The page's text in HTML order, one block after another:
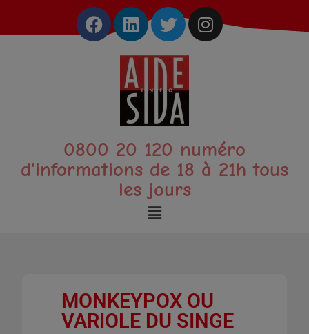
0800 20 120 numéro
d'informations de 18 à 21h tous
les jours
MONKEYPOX OU
VARIOLE DU SINGE